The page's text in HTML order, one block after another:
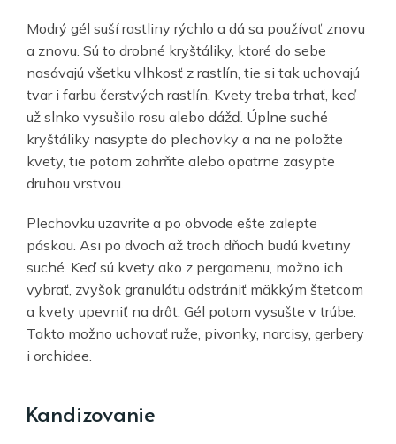
Modrý gél suší rastliny rýchlo a dá sa používať znovu
a znovu. Sú to drobné kryštáliky, ktoré do sebe
nasávajú všetku vlhkosť z rastlín, tie si tak uchovajú
tvar i farbu čerstvých rastlín. Kvety treba trhať, keď
už slnko vysušilo rosu alebo dážď. Úplne suché
kryštáliky nasypte do plechovky a na ne položte
kvety, tie potom zahrňte alebo opatrne zasypte
druhou vrstvou.
Plechovku uzavrite a po obvode ešte zalepte
páskou. Asi po dvoch až troch dňoch budú kvetiny
suché. Keď sú kvety ako z pergamenu, možno ich
vybrať, zvyšok granulátu odstrániť mäkkým štetcom
a kvety upevniť na drôt. Gél potom vysušte v trúbe.
Takto možno uchovať ruže, pivonky, narcisy, gerbery
i orchidee.
Kandizovanie